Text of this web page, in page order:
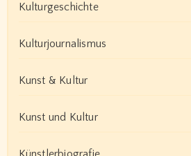
Kulturgeschichte
Kulturjournalismus
Kunst & Kultur
Kunst und Kultur